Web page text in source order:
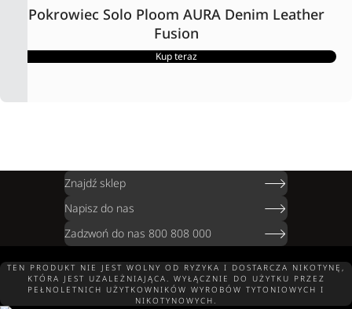
Pokrowiec Solo Ploom AURA Denim Leather
Fusion
Kup teraz
Znajdź sklep
Napisz do nas
Zadzwoń do nas 800 808 000
TEN PRODUKT NIE JEST WOLNY OD RYZYKA I DOSTARCZA NIKOTYNĘ,
KTÓRA JEST UZALEŻNIAJĄCA. WYŁĄCZNIE DO UŻYTKU PRZEZ
PEŁNOLETNICH UŻYTKOWNIKÓW WYROBÓW TYTONIOWYCH I
NIKOTYNOWYCH.